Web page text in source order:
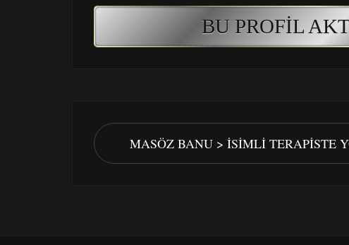
BU PROFIL
MASÖZ BANU > İSIMLI TERAPISTE